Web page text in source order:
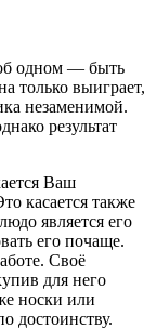
одном — быть
только выиграет,
незаменимой.
результат
Ваш
касается также
является его
его почаще.
Своё
для него
носки или
достоинству.